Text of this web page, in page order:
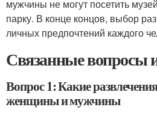
мужчины не могут посетить
парку. В конце концов, выбор
личных предпочтений каждого
Связанные вопросы
Вопрос 1: Какие
женщины и мужчины